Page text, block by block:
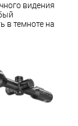
видения
в темноте на